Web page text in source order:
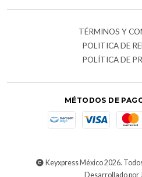
TÉRMINOS Y
POLITICA DE
POLÍTICA DE
MÉTODOS DE
Keyxpress México 2026.
Desarrollado por